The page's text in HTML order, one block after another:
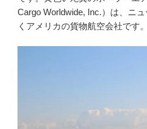
Cargo Worldwide, Inc.）は、ニ
くアメリカの貨物航空会社です。